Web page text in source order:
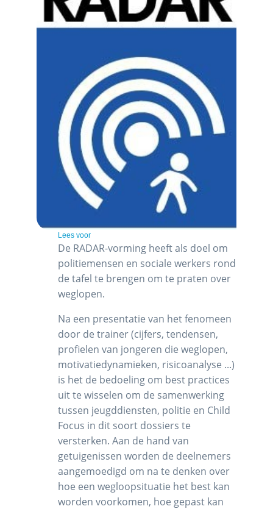
Lees voor
De RADAR-vorming heeft als doel om
politiemensen en sociale werkers rond
de tafel te brengen om te praten over
weglopen.
Na een presentatie van het fenomeen
door de trainer (cijfers, tendensen,
profielen van jongeren die weglopen,
motivatiedynamieken, risicoanalyse ...)
is het de bedoeling om best practices
uit te wisselen om de samenwerking
tussen jeugddiensten, politie en Child
Focus in dit soort dossiers te
versterken. Aan de hand van
getuigenissen worden de deelnemers
aangemoedigd om na te denken over
hoe een wegloopsituatie het best kan
worden voorkomen, hoe gepast kan